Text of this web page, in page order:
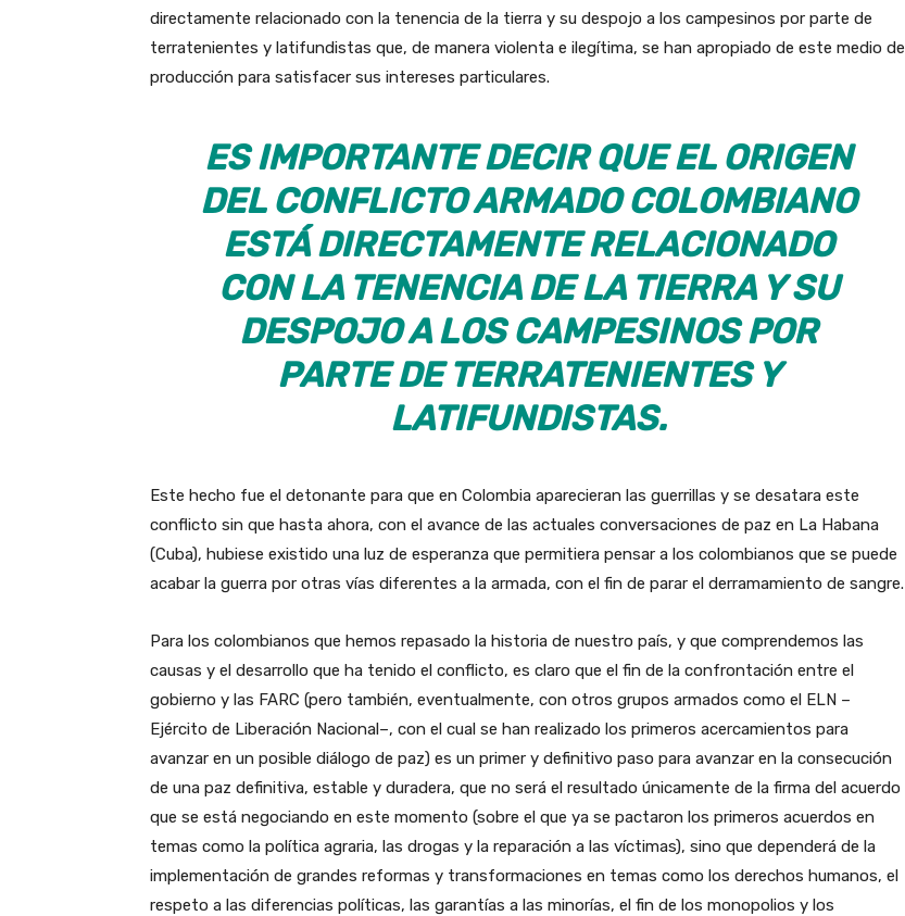
directamente relacionado con la tenencia de la tierra y su despojo a los campesinos por parte de
terratenientes y latifundistas que, de manera violenta e ilegítima, se han apropiado de este medio de
producción para satisfacer sus intereses particulares.
ES IMPORTANTE DECIR QUE EL ORIGEN
DEL CONFLICTO ARMADO COLOMBIANO
ESTÁ DIRECTAMENTE RELACIONADO
CON LA TENENCIA DE LA TIERRA Y SU
DESPOJO A LOS CAMPESINOS POR
PARTE DE TERRATENIENTES Y
LATIFUNDISTAS.
Este hecho fue el detonante para que en Colombia aparecieran las guerrillas y se desatara este
conflicto sin que hasta ahora, con el avance de las actuales conversaciones de paz en La Habana
(Cuba), hubiese existido una luz de esperanza que permitiera pensar a los colombianos que se puede
acabar la guerra por otras vías diferentes a la armada, con el fin de parar el derramamiento de sangre.
Para los colombianos que hemos repasado la historia de nuestro país, y que comprendemos las
causas y el desarrollo que ha tenido el conflicto, es claro que el fin de la confrontación entre el
gobierno y las FARC (pero también, eventualmente, con otros grupos armados como el ELN –
Ejército de Liberación Nacional–, con el cual se han realizado los primeros acercamientos para
avanzar en un posible diálogo de paz) es un primer y definitivo paso para avanzar en la consecución
de una paz definitiva, estable y duradera, que no será el resultado únicamente de la firma del acuerdo
que se está negociando en este momento (sobre el que ya se pactaron los primeros acuerdos en
temas como la política agraria, las drogas y la reparación a las víctimas), sino que dependerá de la
implementación de grandes reformas y transformaciones en temas como los derechos humanos, el
respeto a las diferencias políticas, las garantías a las minorías, el fin de los monopolios y los